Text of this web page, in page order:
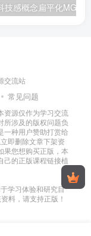
交流站
常见问题
资源仅作为学习交流
所涉及的版权问题负
一种用户赞助打赏给
即删除文章下架资
果您想购买正版，本
己的正版课程链接植
学习体验和研究目
料，请支持正版！